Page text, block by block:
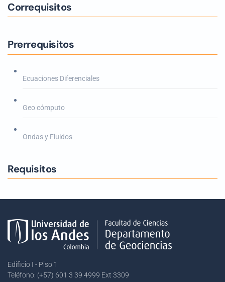
Correquisitos
Prerrequisitos
Ecuaciones Diferenciales
Geo cómputo
Ondas y Fluidos
Requisitos
Edificio I - Piso 1
Teléfono: (+57) 601 3 39 4999 Ext 3309